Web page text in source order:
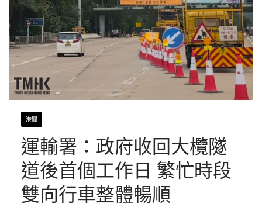
港聞
運輸署：政府收回大欖隧
道後首個工作日 繁忙時段
雙向行車整體暢順